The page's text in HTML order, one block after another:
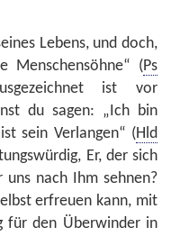
Lebens, und doch,
Menschensöhne“ (Ps
ist vor
du sagen: „Ich bin
sein Verlangen“ (Hld
Er, der sich
nach Ihm sehnen?
erfreuen kann, mit
für den Überwinder in